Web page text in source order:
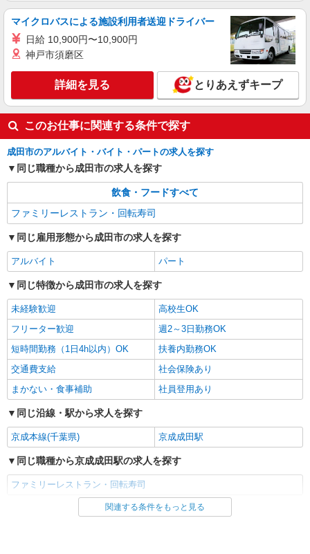
マイクロバスによる施設利用者送迎ドライバー
日給 10,900円〜10,900円
神戸市須磨区
詳細を見る とりあえずキープ
このお仕事に関連する条件で探す
成田市のアルバイト・バイト・パートの求人を探す
同じ職種から成田市の求人を探す
飲食・フードすべて
ファミリーレストラン・回転寿司
同じ雇用形態から成田市の求人を探す
アルバイト パート
同じ特徴から成田市の求人を探す
未経験歓迎
高校生OK
フリーター歓迎
週2～3日勤務OK
短時間勤務（1日4h以内）OK
扶養内勤務OK
交通費支給
社会保険あり
まかない・食事補助
社員登用あり
同じ沿線・駅から求人を探す
京成本線(千葉県) 京成成田駅
同じ職種から京成成田駅の求人を探す
ファミリーレストラン・回転寿司
同じ雇用形態から京成成田駅の求人を探す
関連する条件をもっと見る